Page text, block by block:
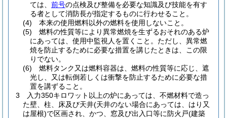
ては、 前号の点検及び整備を必要な知識及び技能を有す
る者として消防長が指定するものに行わせること。
(4)
本来の使用燃料以外の燃料を使用しないこと。
(5)
燃料の性質等により異常燃焼を生ずるおそれのある炉
にあっては、使用中監視人を置くこと。 ただし、異常燃
焼を防止するために必要な措置を講じたときは、この限
りでない。
(6)
燃料タンク又は燃料容器は、燃料の性質等に応じ、遮
光し、又は転倒若しくは衝撃を防止するために必要な措
置を講ずること。
3
入力350キロワット以上の炉にあっては、不燃材料で造っ
た壁、柱、床及び天井(天井のない場合にあっては、はり又
は屋根)で区画され、かつ、窓及び出入口等に防火戸(建築